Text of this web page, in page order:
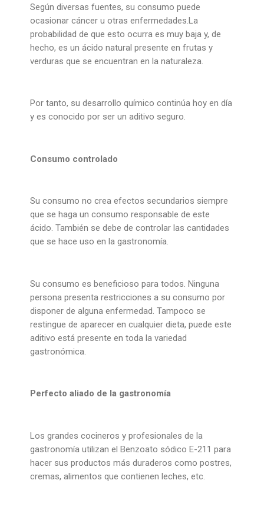
Según diversas fuentes, su consumo puede
ocasionar cáncer u otras enfermedades.La
probabilidad de que esto ocurra es muy baja y, de
hecho, es un ácido natural presente en frutas y
verduras que se encuentran en la naturaleza.
Por tanto, su desarrollo químico continúa hoy en día
y es conocido por ser un aditivo seguro.
Consumo controlado
Su consumo no crea efectos secundarios siempre
que se haga un consumo responsable de este
ácido. También se debe de controlar las cantidades
que se hace uso en la gastronomía.
Su consumo es beneficioso para todos. Ninguna
persona presenta restricciones a su consumo por
disponer de alguna enfermedad. Tampoco se
restingue de aparecer en cualquier dieta, puede este
aditivo está presente en toda la variedad
gastronómica.
Perfecto aliado de la gastronomía
Los grandes cocineros y profesionales de la
gastronomía utilizan el Benzoato sódico E-211 para
hacer sus productos más duraderos como postres,
cremas, alimentos que contienen leches, etc.